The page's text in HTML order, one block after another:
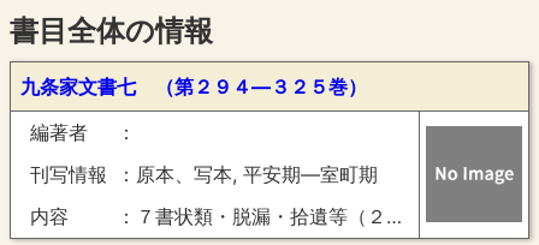
書目全体の情報
九条家文書七 （第２９４―３２５巻）
編著者
刊写情報
原本、写本, 平安期―室町期
内容
７書状類・脱漏・拾遺等（２９４―３２５巻）